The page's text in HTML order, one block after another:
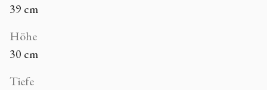
39 cm
Höhe
30 cm
Tiefe